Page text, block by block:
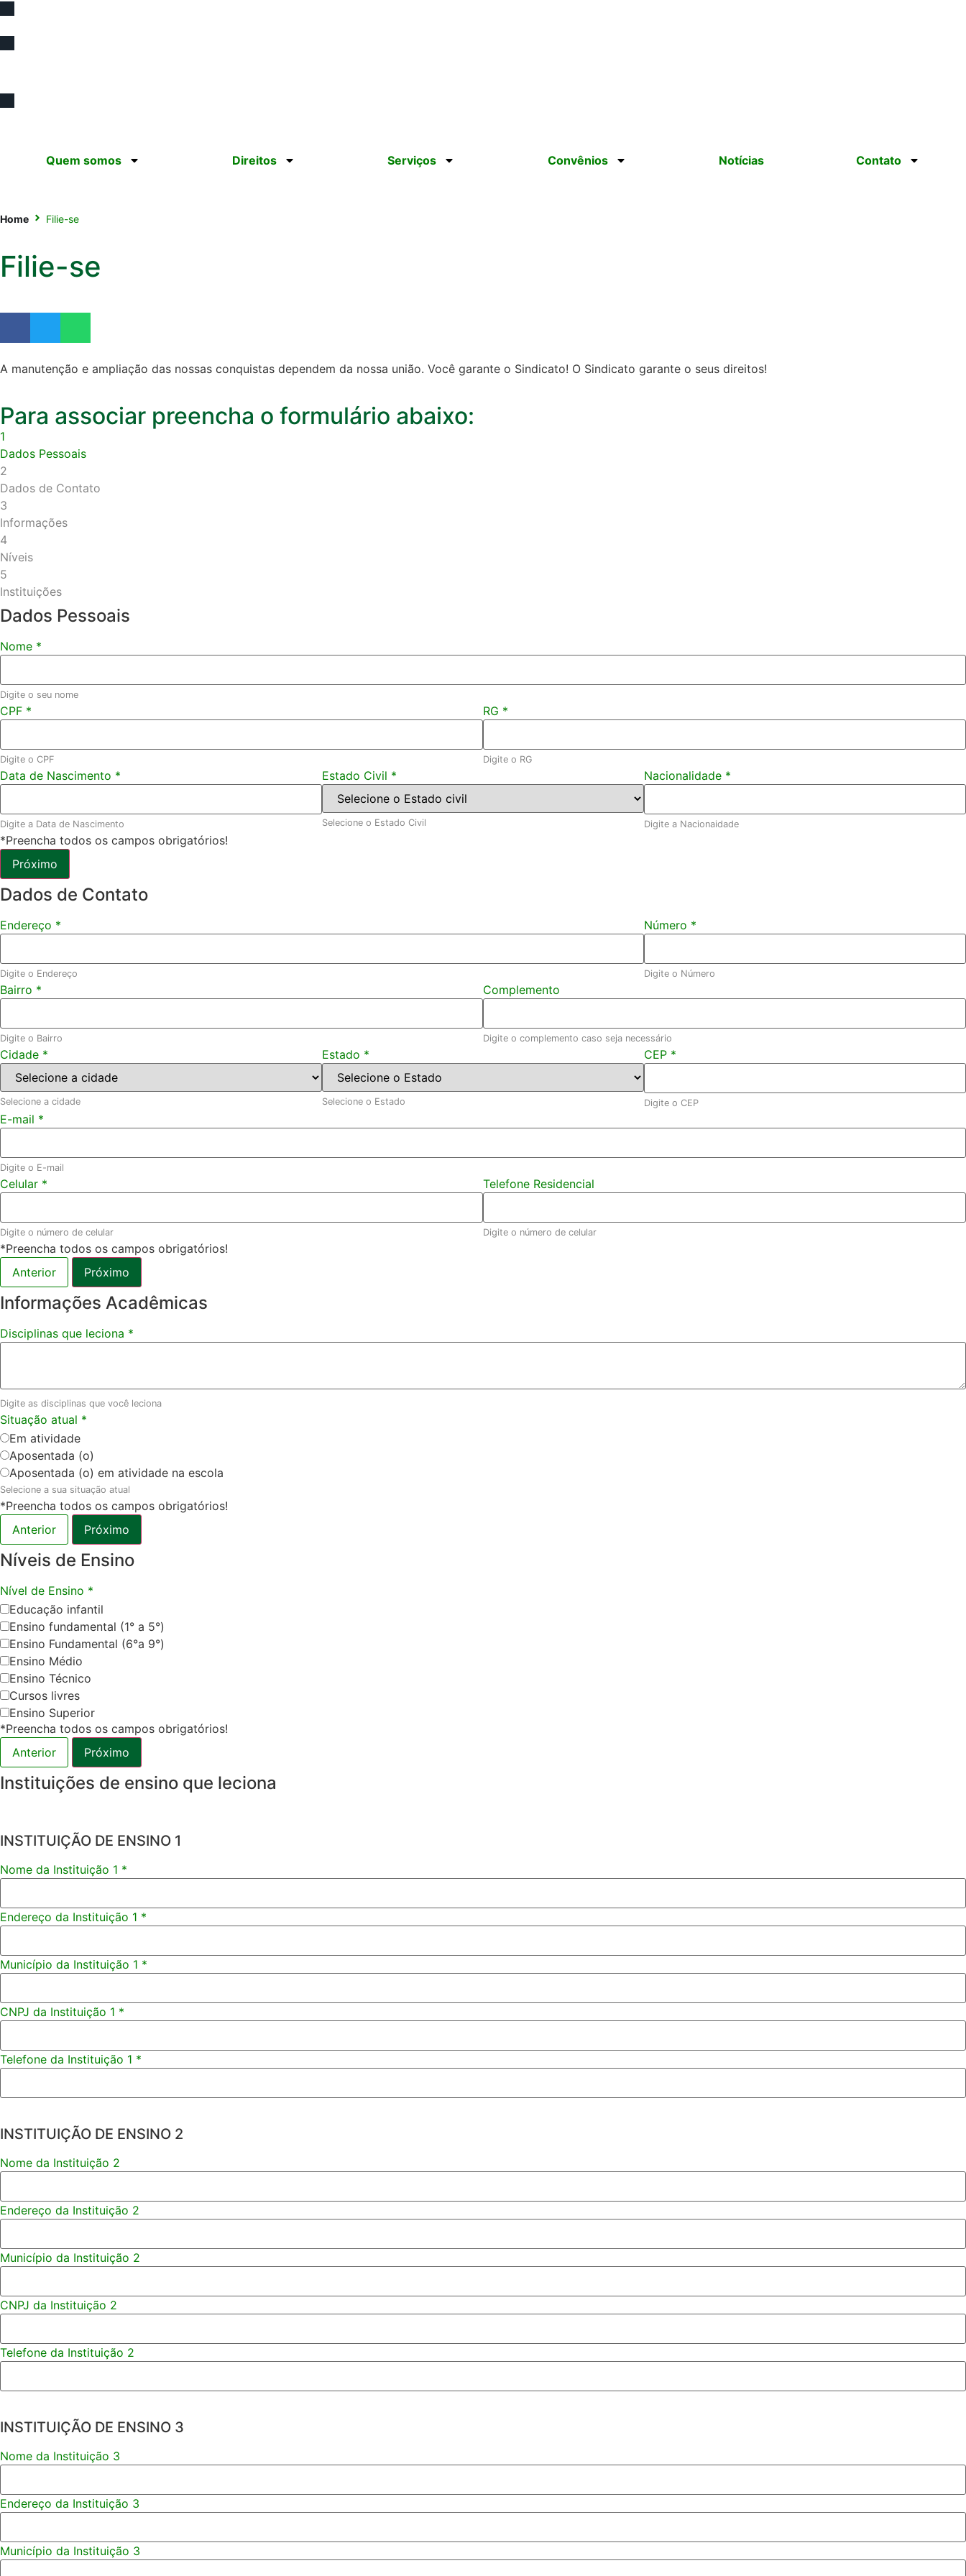
Quem somos Direitos Serviços Convênios Notícias Contato
Home Filie-se
Filie-se
A manutenção e ampliação das nossas conquistas dependem da nossa união. Você garante o Sindicato! O Sindicato garante o seus direitos!
Para associar preencha o formulário abaixo:
1
Dados Pessoais
2
Dados de Contato
3
Informações
4
Níveis
5
Instituições
Dados Pessoais
Nome *
Digite o seu nome
CPF *
Digite o CPF
RG *
Digite o RG
Data de Nascimento *
Digite a Data de Nascimento
Estado Civil *
Selecione o Estado Civil
Nacionalidade *
Digite a Nacionaidade
*Preencha todos os campos obrigatórios!
Próximo
Dados de Contato
Endereço *
Digite o Endereço
Número *
Digite o Número
Bairro *
Digite o Bairro
Complemento
Digite o complemento caso seja necessário
Cidade *
Selecione a cidade
Estado *
Selecione o Estado
CEP *
Digite o CEP
E-mail *
Digite o E-mail
Celular *
Digite o número de celular
Telefone Residencial
Digite o número de celular
*Preencha todos os campos obrigatórios!
Anterior
Próximo
Informações Acadêmicas
Disciplinas que leciona *
Digite as disciplinas que você leciona
Situação atual *
Em atividade
Aposentada (o)
Aposentada (o) em atividade na escola
Selecione a sua situação atual
*Preencha todos os campos obrigatórios!
Anterior
Próximo
Níveis de Ensino
Nível de Ensino *
Educação infantil
Ensino fundamental (1° a 5°)
Ensino Fundamental (6°a 9°)
Ensino Médio
Ensino Técnico
Cursos livres
Ensino Superior
*Preencha todos os campos obrigatórios!
Anterior
Próximo
Instituições de ensino que leciona
INSTITUIÇÃO DE ENSINO 1
Nome da Instituição 1 *
Endereço da Instituição 1 *
Município da Instituição 1 *
CNPJ da Instituição 1 *
Telefone da Instituição 1 *
INSTITUIÇÃO DE ENSINO 2
Nome da Instituição 2
Endereço da Instituição 2
Município da Instituição 2
CNPJ da Instituição 2
Telefone da Instituição 2
INSTITUIÇÃO DE ENSINO 3
Nome da Instituição 3
Endereço da Instituição 3
Município da Instituição 3